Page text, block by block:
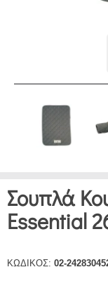
Σουπλά
Essential
ΚΩΔΙΚΟΣ: 02-